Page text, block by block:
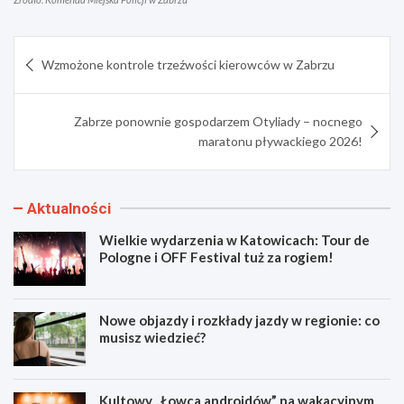
wpisu
Wzmożone kontrole trzeźwości kierowców w Zabrzu
Zabrze ponownie gospodarzem Otyliady – nocnego
maratonu pływackiego 2026!
Aktualności
Wielkie wydarzenia w Katowicach: Tour de
Pologne i OFF Festival tuż za rogiem!
Nowe objazdy i rozkłady jazdy w regionie: co
musisz wiedzieć?
Kultowy „Łowca androidów” na wakacyjnym